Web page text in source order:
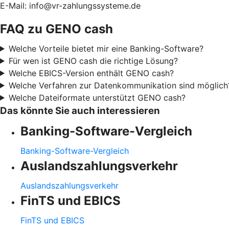
E-Mail: info@vr-zahlungssysteme.de
FAQ zu GENO cash
Welche Vorteile bietet mir eine Banking-Software?
Für wen ist GENO cash die richtige Lösung?
Welche EBICS-Version enthält GENO cash?
Welche Verfahren zur Datenkommunikation sind
Welche Dateiformate unterstützt GENO cash?
Das könnte Sie auch interessieren
Banking-Software-Vergleich
Banking-Software-Vergleich
Auslandszahlungsverkehr
Auslandszahlungsverkehr
FinTS und EBICS
FinTS und EBICS